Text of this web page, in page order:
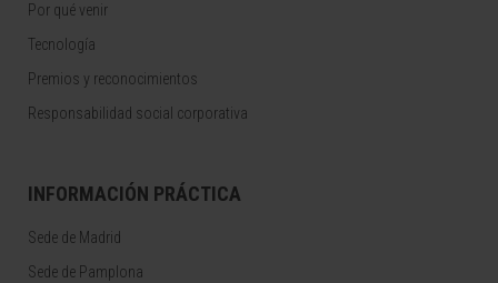
Por qué venir
Tecnología
Premios y reconocimientos
Responsabilidad social corporativa
INFORMACIÓN PRÁCTICA
Sede de Madrid
Sede de Pamplona